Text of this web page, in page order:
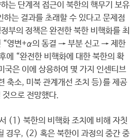
는 단계적 접근이 북한의 핵무기 보유
하는 결과를 초래할 수 있다고 문제점
부의 정책은 완전한 북한 비핵화를 최
“영변+α의 동결 → 부분 신고 → 제한
에 “완전한 비핵화에 대한 북한의 확
국은 이에 상응하여 몇 가지 인센티브
축소, 미북 관계개선 조치 등)를 제공
으로 전망했다.
(1) 북한의 비핵화 조치에 비해 자칫
경우, (2) 혹은 북한이 과정의 중간 중